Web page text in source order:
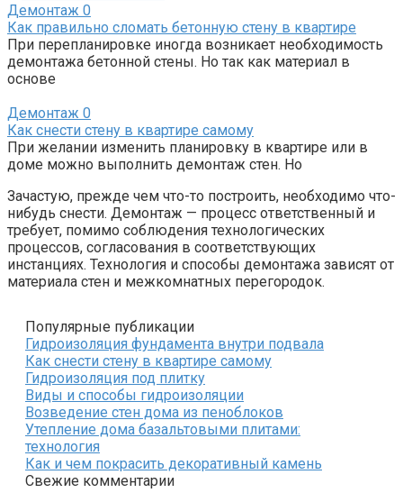
Демонтаж 0
Как правильно сломать бетонную стену в квартире
При перепланировке иногда возникает необходимость
демонтажа бетонной стены. Но так как материал в
основе
Демонтаж 0
Как снести стену в квартире самому
При желании изменить планировку в квартире или в
доме можно выполнить демонтаж стен. Но
Зачастую, прежде чем что-то построить, необходимо что-
нибудь снести. Демонтаж — процесс ответственный и
требует, помимо соблюдения технологических
процессов, согласования в соответствующих
инстанциях. Технология и способы демонтажа зависят от
материала стен и межкомнатных перегородок.
Популярные публикации
Гидроизоляция фундамента внутри подвала
Как снести стену в квартире самому
Гидроизоляция под плитку
Виды и способы гидроизоляции
Возведение стен дома из пеноблоков
Утепление дома базальтовыми плитами:
технология
Как и чем покрасить декоративный камень
Свежие комментарии